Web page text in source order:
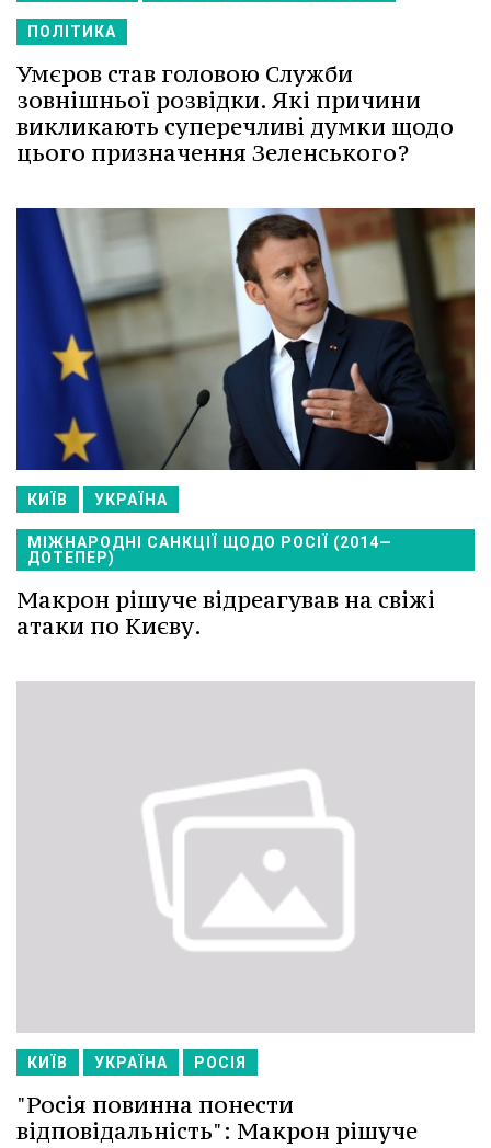
ПОЛІТИКА
Умєров став головою Служби
зовнішньої розвідки. Які причини
викликають суперечливі думки щодо
цього призначення Зеленського?
КИЇВ УКРАЇНА
МІЖНАРОДНІ САНКЦІЇ ЩОДО РОСІЇ (2014—
ДОТЕПЕР)
Макрон рішуче відреагував на свіжі
атаки по Києву.
КИЇВ УКРАЇНА РОСІЯ
"Росія повинна понести
відповідальність": Макрон рішуче